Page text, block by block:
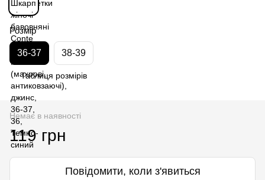
Розмір
36-37 38-39
Таблиця розмірів
Немає в наявності
119 грн
Повідомити, коли з'явиться